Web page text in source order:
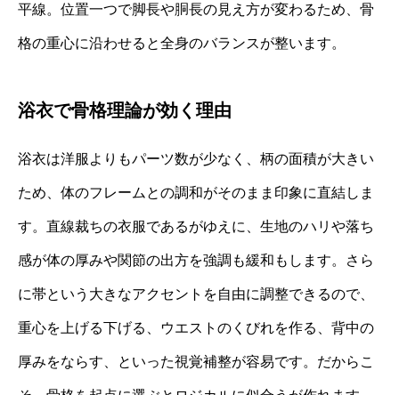
平線。位置一つで脚長や胴長の見え方が変わるため、骨
格の重心に沿わせると全身のバランスが整います。
浴衣で骨格理論が効く理由
浴衣は洋服よりもパーツ数が少なく、柄の面積が大きい
ため、体のフレームとの調和がそのまま印象に直結しま
す。直線裁ちの衣服であるがゆえに、生地のハリや落ち
感が体の厚みや関節の出方を強調も緩和もします。さら
に帯という大きなアクセントを自由に調整できるので、
重心を上げる下げる、ウエストのくびれを作る、背中の
厚みをならす、といった視覚補整が容易です。だからこ